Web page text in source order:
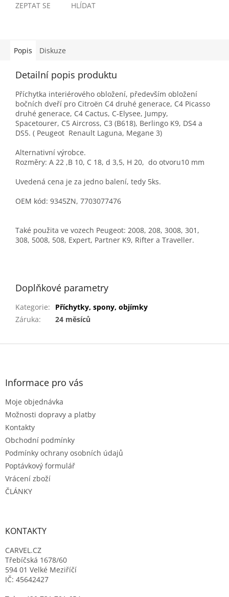
ZEPTAT SE HLÍDAT
Popis Diskuze
Detailní popis produktu
Příchytka interiérového obložení, především obložení
bočních dveří pro Citroën C4 druhé generace, C4 Picasso
druhé generace, C4 Cactus, C-Elysee, Jumpy,
Spacetourer, C5 Aircross, C3 (B618), Berlingo K9, DS4 a
DS5. ( Peugeot Renault Laguna, Megane 3)
Alternativní výrobce.
Rozměry: A 22 ,B 10, C 18, d 3,5, H 20, do otvoru10 mm
Uvedená cena je za jedno balení, tedy 5ks.
OEM kód: 9345ZN, 7703077476
Také použita ve vozech Peugeot: 2008, 208, 3008, 301,
308, 5008, 508, Expert, Partner K9, Rifter a Traveller.
Doplňkové parametry
Kategorie:
Příchytky, spony, objímky
Záruka: 24 měsíců
Z
Informace pro vás
Moje objednávka
Možnosti dopravy a platby
Kontakty
Obchodní podmínky
Podmínky ochrany osobních údajů
Poptávkový formulář
Vrácení zboží
ČLÁNKY
KONTAKTY
CARVEL.CZ
Třebíčská 1678/60
594 01 Velké Meziříčí
IČ: 45642427